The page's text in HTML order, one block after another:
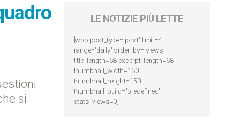
si
LE NOTIZIE PIÙ LETTE
[wpp post_type='post' limit=4
range='daily' order_by='views'
title_length=68 excerpt_length=68
thumbnail_width=150
thumbnail_height=150
thumbnail_build='predefined'
stats_views=0]